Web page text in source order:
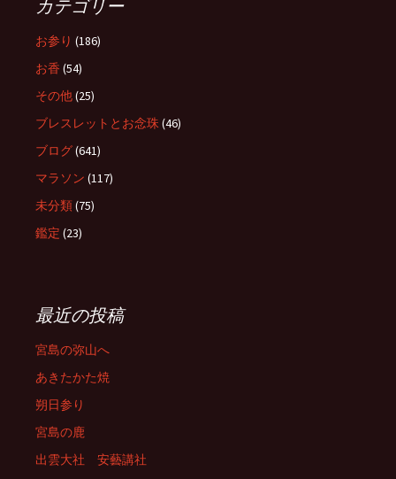
カテゴリー
お参り (186)
お香 (54)
その他(25)
ブレスレットとお念珠(46)
ブログ(641)
マラソン (117)
未分類(75)
鑑定 (23)
最近の投稿
宮島の弥山へ
あきたかた焼
朔日参り
宮島の鹿
出雲大社 安藝講社